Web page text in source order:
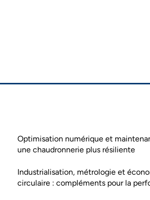
Optimisation numérique et
une chaudronnerie plus résiliente
Industrialisation, métrologie et
circulaire : compléments pour la